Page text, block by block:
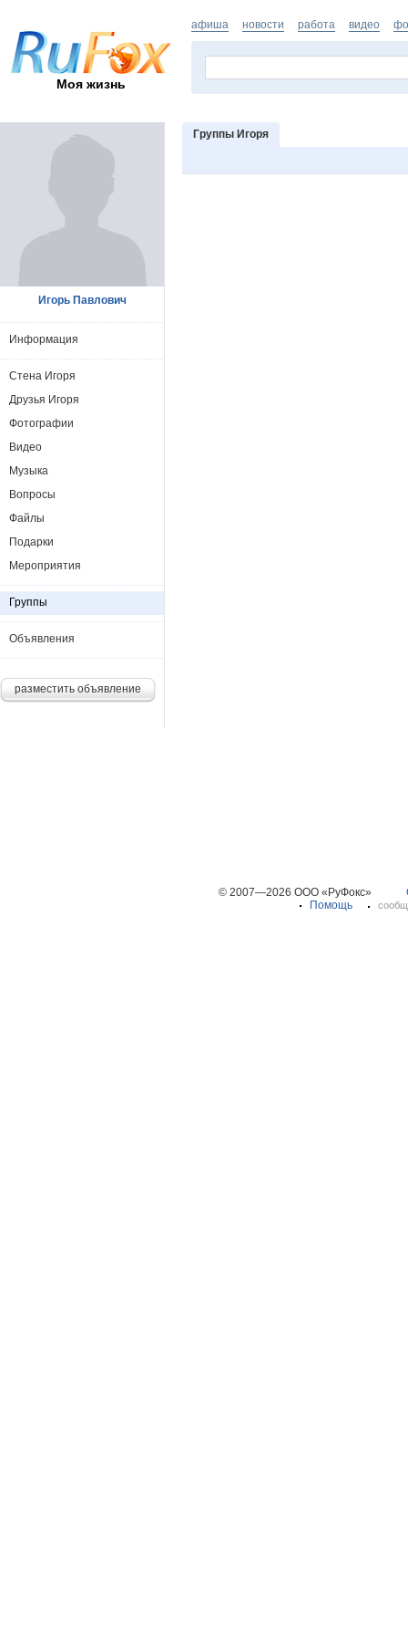
Моя жизнь
афиша новости работа видео
Группы Игоря
Игорь Павлович
Информация
Стена Игоря
Друзья Игоря
Фотографии
Видео
Музыка
Вопросы
Файлы
Подарки
Мероприятия
Группы
Объявления
разместить объявление
© 2007—2026 ООО «РуФокс»
Помощь